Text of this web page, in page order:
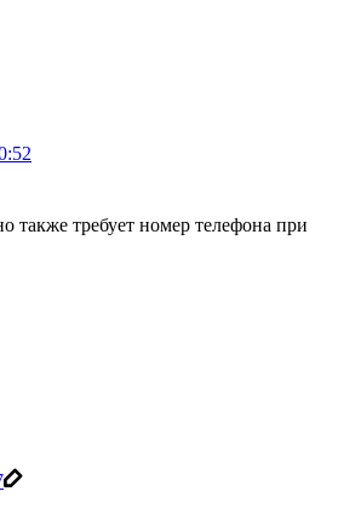
также требует номер телефона при